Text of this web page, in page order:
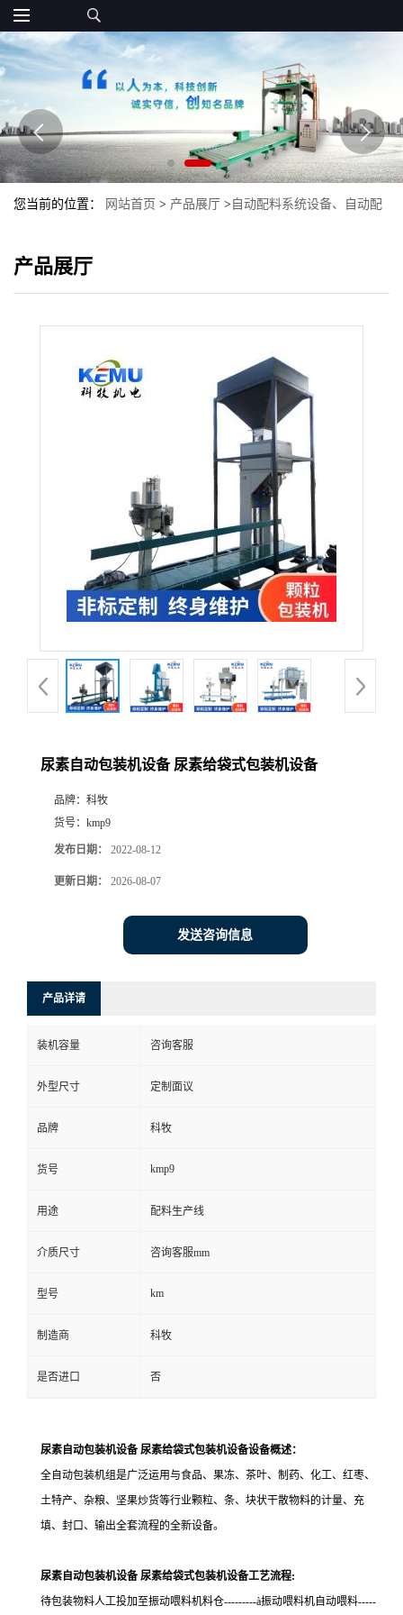
您当前的位置： 网站首页 > 产品展厅 > 自动配料系统设备、自动配
产品展厅
尿素自动包装机设备 尿素给袋式包装机设备
品牌： 科牧
货号： kmp9
发布日期： 2022-08-12
更新日期： 2026-08-07
发送咨询信息
产品详请
装机容量 咨询客服
外型尺寸 定制面议
品牌 科牧
货号 kmp9
用途 配料生产线
介质尺寸 咨询客服mm
型号 km
制造商 科牧
是否进口 否
尿素自动包装机设备 尿素给袋式包装机设备设备概述：
全自动包装机组是广泛运用与食品、果冻、茶叶、制药、化工、红枣、
土特产、杂粮、坚果炒货等行业颗粒、条、块状干散物料的计量、充
填、封口、输出全套流程的全新设备。
尿素自动包装机设备 尿素给袋式包装机设备工艺流程:
待包装物料人工投加至振动喂料机料仓---------à振动喂料机自动喂料-----